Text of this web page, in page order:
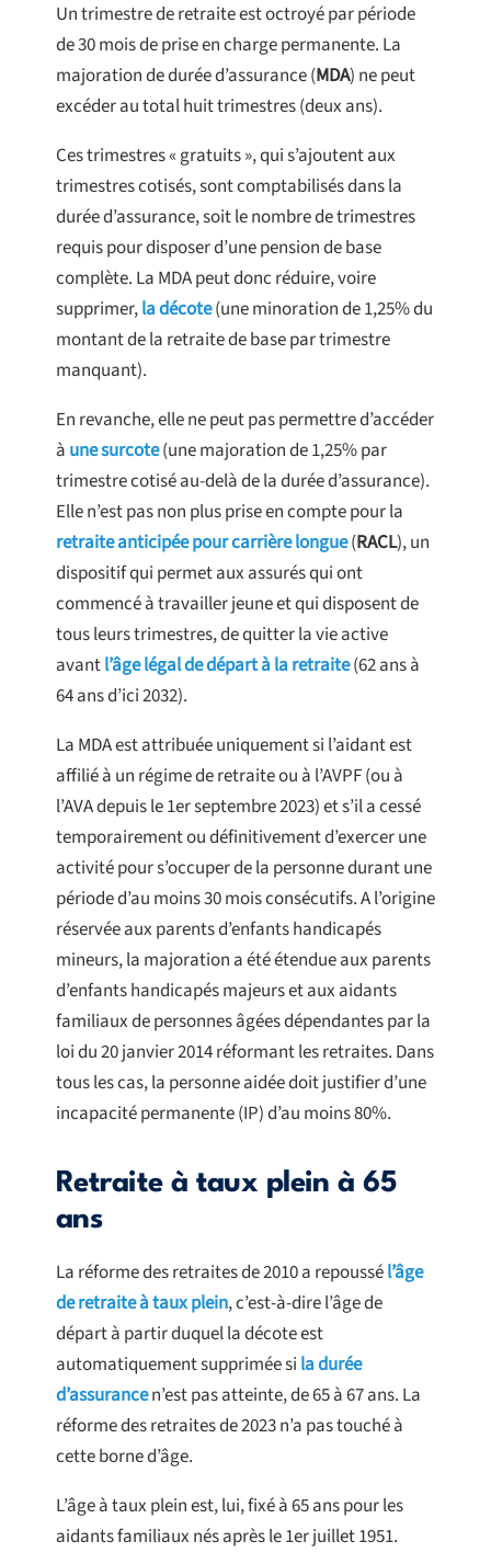
Un trimestre de retraite est octroyé par période
de 30 mois de prise en charge permanente. La
majoration de durée d’assurance (MDA) ne peut
excéder au total huit trimestres (deux ans).
Ces trimestres « gratuits », qui s’ajoutent aux
trimestres cotisés, sont comptabilisés dans la
durée d’assurance, soit le nombre de trimestres
requis pour disposer d’une pension de base
complète. La MDA peut donc réduire, voire
supprimer,la décote(une minoration de 1,25% du
montant de la retraite de base par trimestre
manquant).
En revanche, elle ne peut pas permettre d’accéder
à une surcote(une majoration de 1,25% par
trimestre cotisé au-delà de la durée d’assurance).
Elle n’est pas non plus prise en compte pour la
retraite anticipée pour carrière longue(RACL), un
dispositif qui permet aux assurés qui ont
commencé à travailler jeune et qui disposent de
tous leurs trimestres, de quitter la vie active
avantl’âge légal de départ à la retraite(62 ans à
64 ans d’ici 2032).
La MDA est attribuée uniquement si l’aidant est
affilié à un régime de retraite ou à l’AVPF (ou à
l’AVA depuis le 1er septembre 2023) et s’il a cessé
temporairement ou définitivement d’exercer une
activité pour s’occuper de la personne durant une
période d’au moins 30 mois consécutifs. A l’origine
réservée aux parents d’enfants handicapés
mineurs, la majoration a été étendue aux parents
d’enfants handicapés majeurs et aux aidants
familiaux de personnes âgées dépendantes par la
loi du 20 janvier 2014 réformant les retraites. Dans
tous les cas, la personne aidée doit justifier d’une
incapacité permanente (IP) d’au moins 80%.
Retraite à taux plein à 65
ans
La réforme des retraites de 2010 a repoussél’âge
de retraite à taux plein, c’est-à-dire l’âge de
départ à partir duquel la décote est
automatiquement supprimée si la durée
d’assurancen’est pas atteinte, de 65 à 67 ans. La
réforme des retraites de 2023 n’a pas touché à
cette borne d’âge.
L’âge à taux plein est, lui, fixé à 65 ans pour les
aidants familiaux nés après le 1er juillet 1951.